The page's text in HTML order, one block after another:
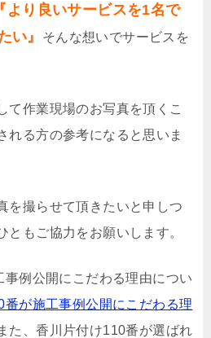
『より良いサービスを1名で
い』
そんな想いでサービスを
て作業現場のお写真を頂くこ
れる方の参考になると思いま
を撮らせて頂きたいと申しつ
ともご協力をお願いします。
例公開にこだわる理由につい
番が施工事例公開にこだわる理
た、香川片付け110番が選ばれ